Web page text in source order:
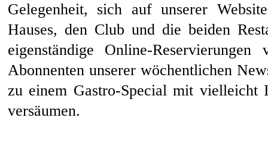
Gelegenheit, sich auf unserer
Hauses, den Club und die beiden
eigenständige Online-
Abonnenten unserer wöchentlichen
zu einem Gastro-Special mit vielleicht
versäumen.